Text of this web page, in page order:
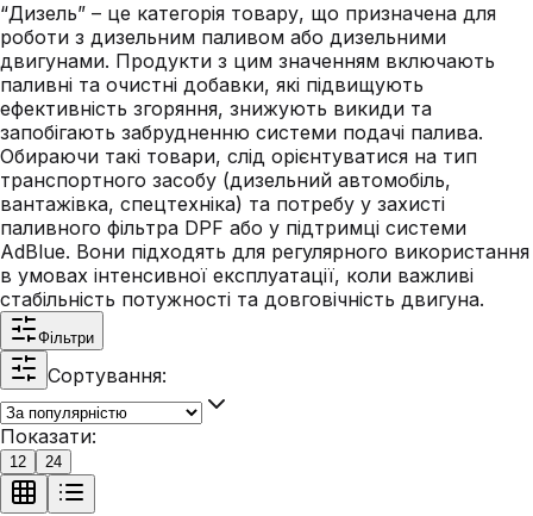
“Дизель” – це категорія товару, що призначена для
роботи з дизельним паливом або дизельними
двигунами. Продукти з цим значенням включають
паливні та очистні добавки, які підвищують
ефективність згоряння, знижують викиди та
запобігають забрудненню системи подачі палива.
Обираючи такі товари, слід орієнтуватися на тип
транспортного засобу (дизельний автомобіль,
вантажівка, спецтехніка) та потребу у захисті
паливного фільтра DPF або у підтримці системи
AdBlue. Вони підходять для регулярного використання
в умовах інтенсивної експлуатації, коли важливі
стабільність потужності та довговічність двигуна.
Фільтри
Сортування:
Показати:
12 24